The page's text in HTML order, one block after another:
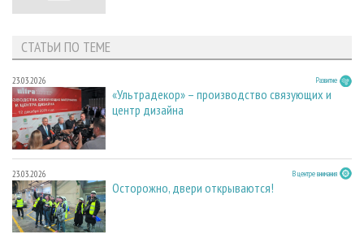
СТАТЬИ ПО ТЕМЕ
23.03.2026 Развитие
«Ультрадекор» – производство связующих и
центр дизайна
23.03.2026 В центре внимания
Осторожно, двери открываются!